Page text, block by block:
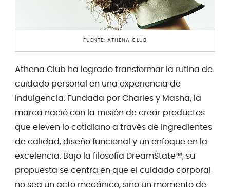
FUENTE: ATHENA CLUB
Athena Club ha logrado transformar la rutina de
cuidado personal en una experiencia de
indulgencia. Fundada por Charles y Masha, la
marca nació con la misión de crear productos
que eleven lo cotidiano a través de ingredientes
de calidad, diseño funcional y un enfoque en la
excelencia. Bajo la filosofía DreamState™, su
propuesta se centra en que el cuidado corporal
no sea un acto mecánico, sino un momento de